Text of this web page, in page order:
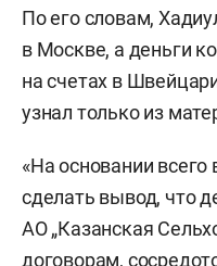
По его словам,
в Москве, а деньги
на счетах в
узнал только из
«На основании
сделать вывод, что
АО „Казанская
договорам,